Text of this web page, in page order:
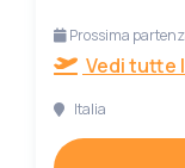
Prossima
Vedi tutte
Italia